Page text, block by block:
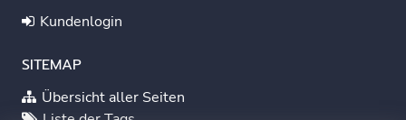
Kundenlogin
SITEMAP
Übersicht aller Seiten